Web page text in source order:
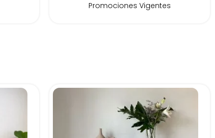
Promociones Vigentes